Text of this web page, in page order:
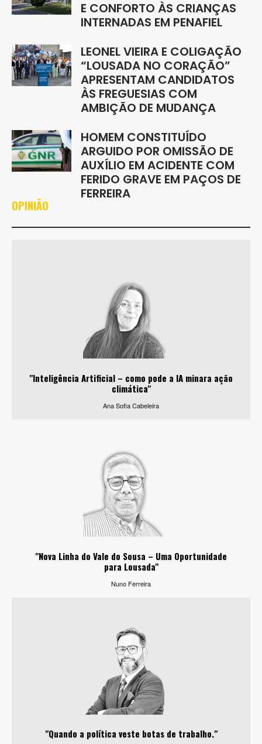
E CONFORTO ÀS CRIANÇAS
INTERNADAS EM PENAFIEL
LEONEL VIEIRA E COLIGAÇÃO
“LOUSADA NO CORAÇÃO”
APRESENTAM CANDIDATOS
ÀS FREGUESIAS COM
AMBIÇÃO DE MUDANÇA
HOMEM CONSTITUÍDO
ARGUIDO POR OMISSÃO DE
AUXÍLIO EM ACIDENTE COM
FERIDO GRAVE EM PAÇOS DE
FERREIRA
OPINIÃO
"Inteligência Artificial – como pode a IA minara ação
climática"
Ana Sofia Cabeleira
"Nova Linha do Vale do Sousa – Uma Oportunidade
para Lousada"
Nuno Ferreira
"Quando a política veste botas de trabalho."